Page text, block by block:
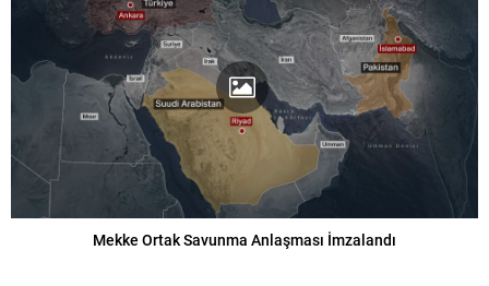
Mekke Ortak Savunma Anlaşması İmzalandı